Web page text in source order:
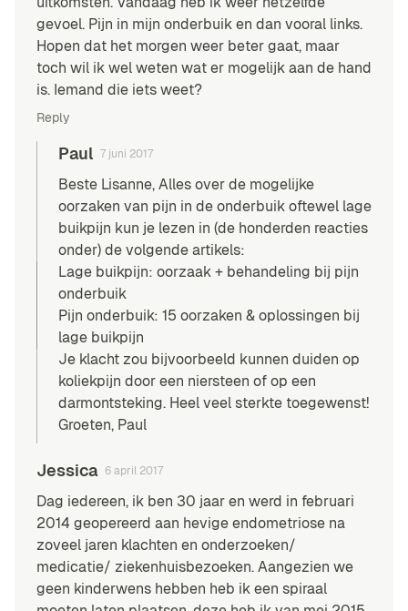
gevoel. Pijn in mijn onderbuik en dan vooral links.
Hopen dat het morgen weer beter gaat, maar
toch wil ik wel weten wat er mogelijk aan de hand
is. Iemand die iets weet?
Reply
Paul 7 juni 2017
Beste Lisanne, Alles over de mogelijke
oorzaken van pijn in de onderbuik oftewel lage
buikpijn kun je lezen in (de honderden reacties
onder) de volgende artikels:
Lage buikpijn: oorzaak + behandeling bij pijn
onderbuik
Pijn onderbuik: 15 oorzaken & oplossingen bij
lage buikpijn
Je klacht zou bijvoorbeeld kunnen duiden op
koliekpijn door een niersteen of op een
darmontsteking. Heel veel sterkte toegewenst!
Groeten, Paul
Jessica 6 april 2017
Dag iedereen, ik ben 30 jaar en werd in februari
2014 geopereerd aan hevige endometriose na
zoveel jaren klachten en onderzoeken/
medicatie/ ziekenhuisbezoeken. Aangezien we
geen kinderwens hebben heb ik een spiraal